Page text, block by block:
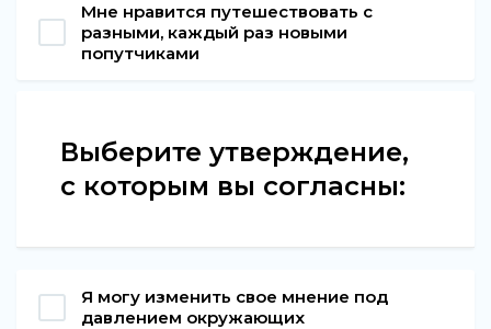
Мне нравится путешествовать с
разными, каждый раз новыми
попутчиками
Выберите утверждение,
с которым вы согласны:
Я могу изменить свое мнение под
давлением окружающих